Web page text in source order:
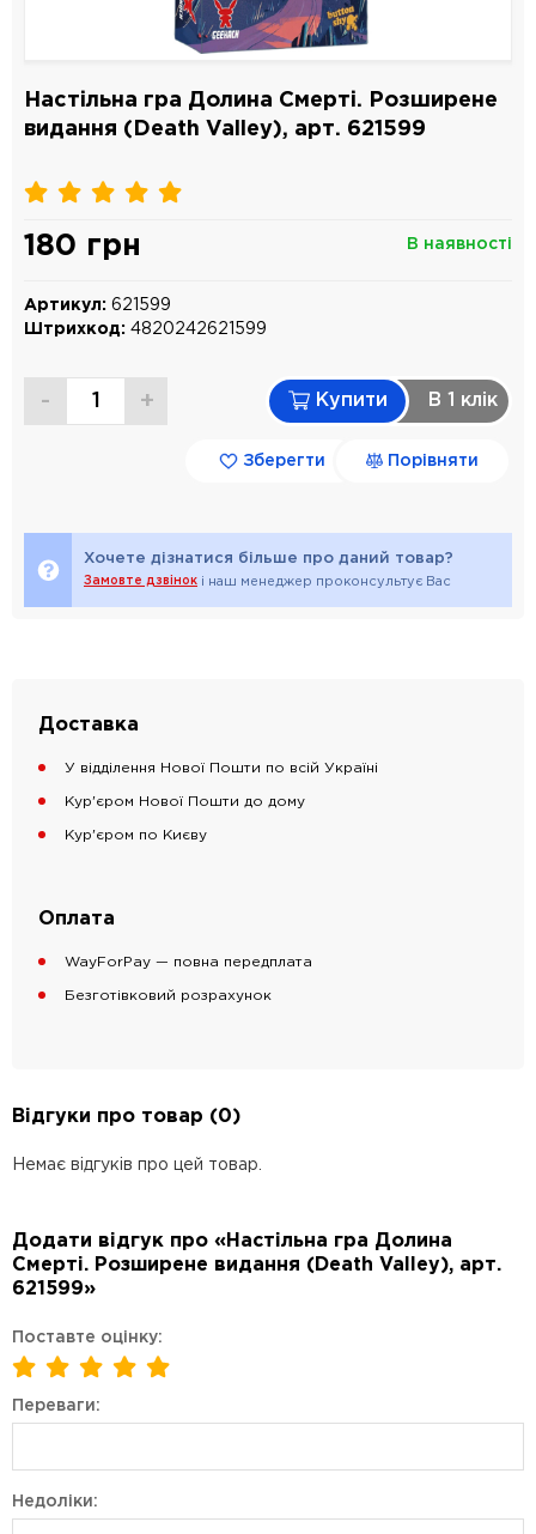
Настільна гра Долина Смерті. Розширене
видання (Death Valley), арт. 621599
В наявності
180 грн
Артикул: 621599
Штрихкод: 4820242621599
- + Купити В 1 клiк
Зберегти Порівняти
Хочете дізнатися більше про даний товар?
Замовте дзвінок і наш менеджер проконсультує Вас
Доставка
У відділення Нової Пошти по всій Україні
Кур'єром Нової Пошти до дому
Кур'єром по Києву
Оплата
WayForPay — повна передплата
Безготівковий розрахунок
Відгуки про товар (0)
Немає відгуків про цей товар.
Додати відгук про «Настільна гра Долина
Смерті. Розширене видання (Death Valley), арт.
621599»
Поставте оцінку:
Переваги:
Недоліки: